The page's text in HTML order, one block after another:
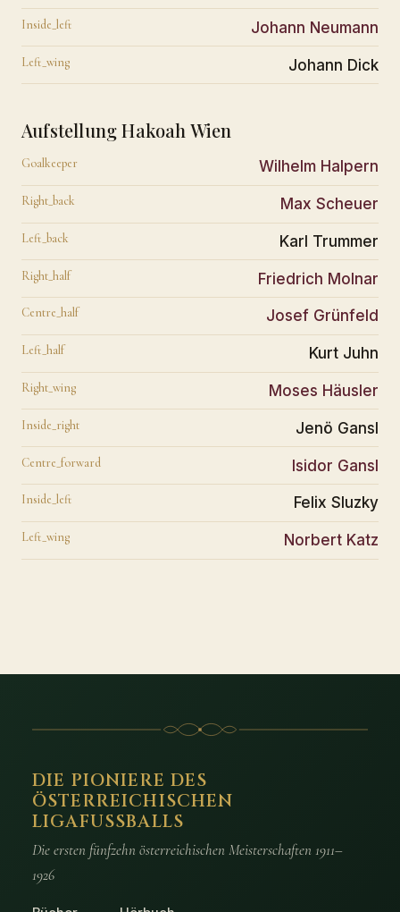
Inside_left Johann Neumann
Left_wing Johann Dick
Aufstellung Hakoah Wien
Goalkeeper Wilhelm Halpern
Right_back Max Scheuer
Left_back Karl Trummer
Right_half Friedrich Molnar
Centre_half Josef Grünfeld
Left_half Kurt Juhn
Right_wing Moses Häusler
Inside_right Jenö Gansl
Centre_forward Isidor Gansl
Inside_left Felix Sluzky
Left_wing Norbert Katz
DIE PIONIERE DES
ÖSTERREICHISCHEN
LIGAFUSSBALLS
Die ersten fünfzehn österreichischen Meisterschaften 1911–
1926